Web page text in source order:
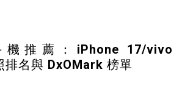
機推薦：iPhone 17/vivo
名與 DxOMark 榜單